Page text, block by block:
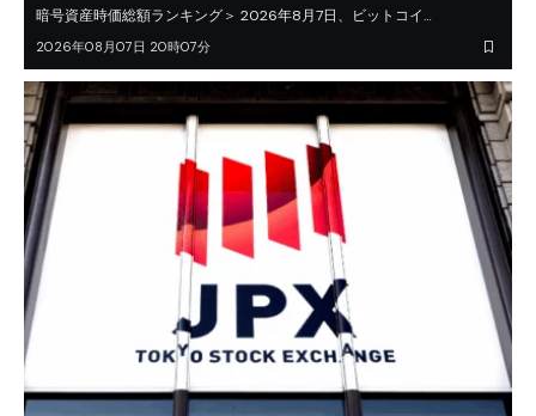
暗号資産時価総額ランキング＞ 2026年8月7日、ビットコイ…
2026年08月07日 20時07分